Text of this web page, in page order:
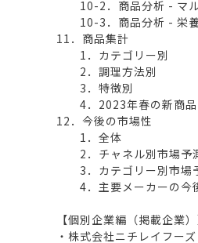
10-2．商品分析 - マル
10-3．商品分析 - 栄
11．商品集計
1．カテゴリー別
2．調理方法別
3．特徴別
4．2023年春の新商品
12．今後の市場性
1．全体
2．チャネル別市場予
3．カテゴリー別市場
4．主要メーカーの今
【個別企業編（掲載企業）
・株式会社ニチレイフーズ